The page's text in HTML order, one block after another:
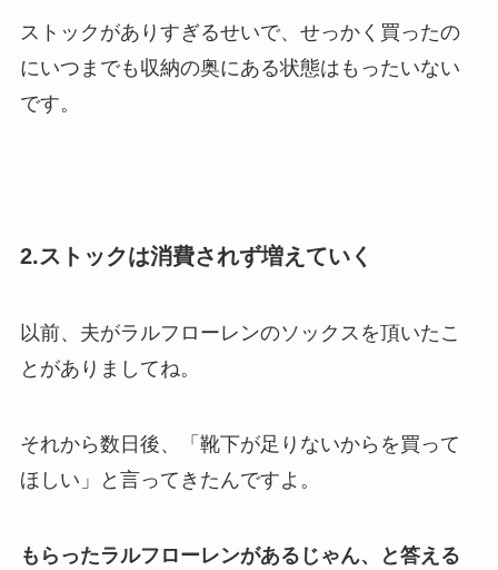
ストックがありすぎるせいで、せっかく買ったの
にいつまでも収納の奥にある状態はもったいない
です。
2.ストックは消費されず増えていく
以前、夫がラルフローレンのソックスを頂いたこ
とがありましてね。
それから数日後、「靴下が足りないからを買って
ほしい」と言ってきたんですよ。
もらったラルフローレンがあるじゃん、と答える